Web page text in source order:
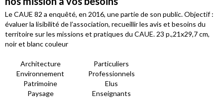
Le CAUE 82 a enquêté, en 2016, une partie de son public. Objectif :
évaluer la lisibilité de l’association, recueillir les avis et besoins du
territoire sur les missions et pratiques du CAUE. 23 p.,21x29,7 cm,
noir et blanc couleur
Architecture
Environnement
Patrimoine
Paysage
Particuliers
Professionnels
Elus
Enseignants